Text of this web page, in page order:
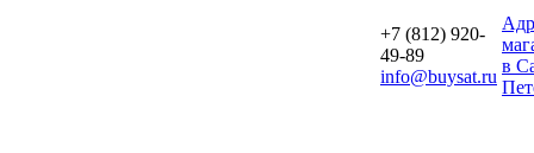
+7 (812) 920-
49-89
info@buysat.ru
в